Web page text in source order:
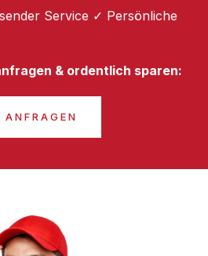
Service ✓ Persönliche
& ordentlich sparen: